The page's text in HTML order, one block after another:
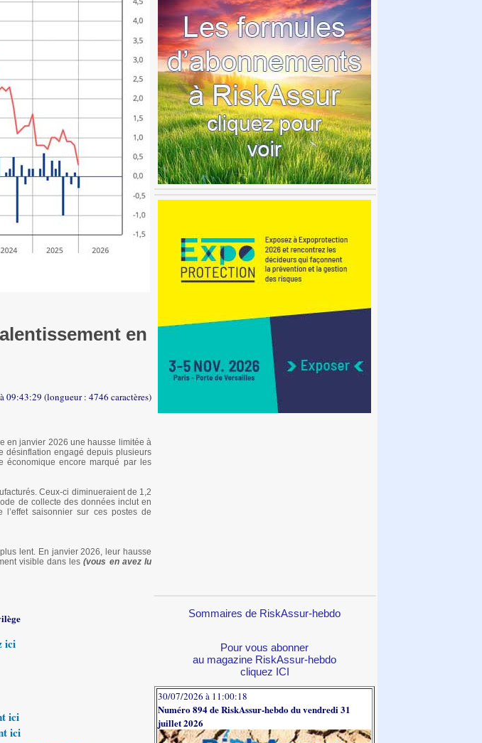
en
(longueur : 4746 caractères)
en janvier 2026 une hausse limitée à
désinflation engagé depuis plusieurs
économique encore marqué par les
Ceux-ci diminueraient de 1,2
de collecte des données inclut en
saisonnier sur ces postes de
lent. En janvier 2026, leur hausse
visible dans les(vous en avez lu
ici
ici
ici
Sommaires de RiskAssur-hebdo
Pour vous abonner
au magazine RiskAssur-hebdo
cliquez ICI
30/07/2026 à 11:00:18
Numéro 894 de RiskAssur-hebdo du vendredi 31
juillet 2026